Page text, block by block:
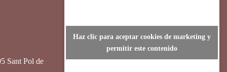
Sant Pol de
Haz clic para aceptar cookies de marketing y
permitir este contenido